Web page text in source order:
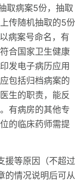
取病案5份，抽取
传随机抽取的5份
病案号命名，有
合国家卫生健康
发电子病历应用
包括归档病案的
生的职责，能反
有病房的其他专
的临床药师需提
援等原因（不超过
的情况说明后可从